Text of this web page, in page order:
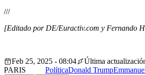
///
[Editado por DE/Euractiv.com y Fernando
Feb 25, 2025 - 08:04
Última
PARIS
PolíticaDonald Trump